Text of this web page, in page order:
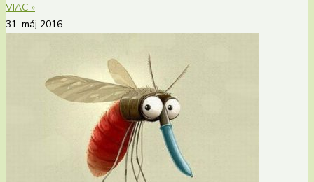
VIAC »
31. máj 2016